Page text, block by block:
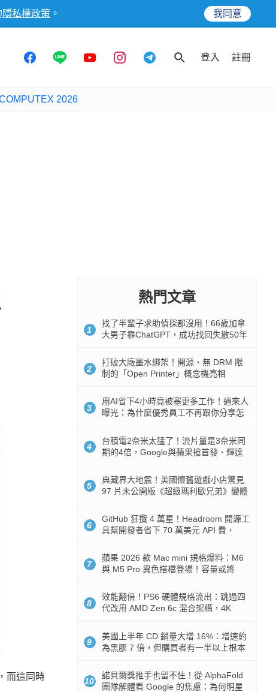
隱私權政策 。 我同意
登入 註冊
2026
而這同時
熱門文章
1
找了半輩子求助偵探都沒用！66歲加拿
大男子靠ChatGPT，成功找回失散50年
2
打破大廠墨水綁架！開源、無 DRM 限
制的「Open Printer」概念機亮相
3
用AI省下4小時竟被塞更多工作！過來人
曝光：為什麼優秀員工不再跟你分享怎
4
台積電2奈米太猛了！流片量是3奈米同
期的4倍，Google與蘋果搶首發、輝達
5
典藏界大地震！美國懷舊遊戲小店驚見
97 片未公開版《超級瑪利歐兄弟》變體
6
GitHub 狂攬 4 萬星！Headroom 開源工
具幫開發者省下 70 萬美元 API 費，
7
蘋果 2026 款 Mac mini 規格爆料：M6
與 M5 Pro 異色搭檔登場！容量或將
8
效能翻倍！PS6 硬體規格流出：跳過四
代改用 AMD Zen 6c 混合架構，4K
9
美國上半年 CD 銷量大增 16%：增速約
為黑膠 7 倍，但購買者有一半以上根本
10
諾貝爾獎推手也留不住！從 AlphaFold
團隊解體看 Google 的焦慮：為何明星